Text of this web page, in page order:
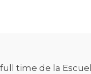
time de la